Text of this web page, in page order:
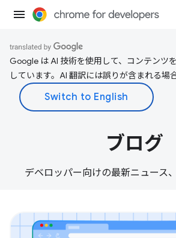
Google は AI 技術を使用して、コンテンツ
しています。AI 翻訳には誤りが含まれる場
ブログ
デベロッパー向けの最新ニュース